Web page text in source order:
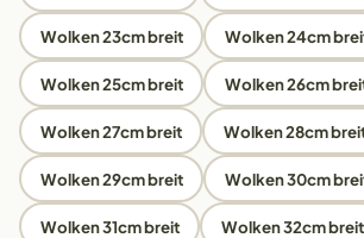
Wolken 23cm breit Wolken 24cm
Wolken 25cm breit Wolken 26cm
Wolken 27cm breit Wolken 28cm
Wolken 29cm breit Wolken 30cm
Wolken 31cm breit Wolken 32cm breit